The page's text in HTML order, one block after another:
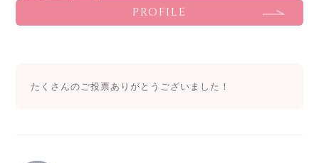
PROFILE
たくさんのご投票ありがとうございました！